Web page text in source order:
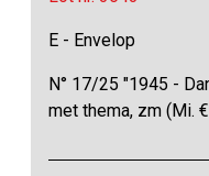
E - Envelop
N° 17/25 "1945 -
met thema, zm (Mi.